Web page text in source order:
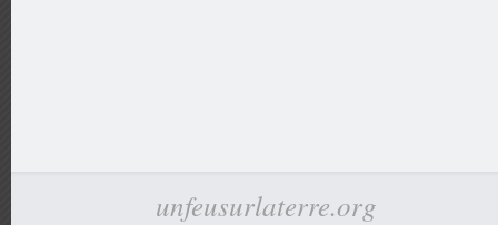
unfeusurlaterre.org